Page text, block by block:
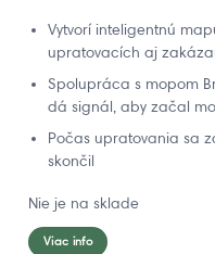
Vytvorí inteligentnú
upratovacích aj
Spolupráca s mopom
dá signál, aby začal
Počas upratovania sa
skončil
Nie je na sklade
Viac info